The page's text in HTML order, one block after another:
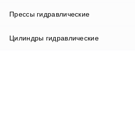
Прессы гидравлические
Цилиндры гидравлические